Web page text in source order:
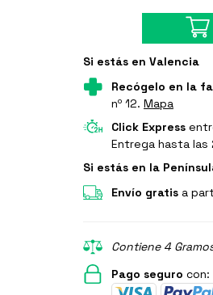
Si estás en Valencia
Recógelo en la
nº 12. Mapa
Click Express
Entrega hasta las
Si estás en la
Envío gratis a
Contiene 4
Pago seguro con: